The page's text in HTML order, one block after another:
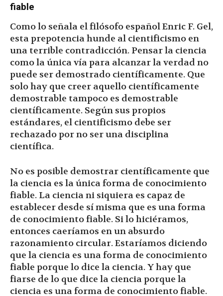
fiable
Como lo señala el filósofo español Enric F. Gel,
esta prepotencia hunde al cientificismo en
una terrible contradicción. Pensar la ciencia
como la única vía para alcanzar la verdad no
puede ser demostrado científicamente. Que
solo hay que creer aquello científicamente
demostrable tampoco es demostrable
científicamente. Según sus propios
estándares, el cientificismo debe ser
rechazado por no ser una disciplina
científica.
No es posible demostrar científicamente que
la ciencia es la única forma de conocimiento
fiable. La ciencia ni siquiera es capaz de
establecer desde sí misma que es una forma
de conocimiento fiable. Si lo hiciéramos,
entonces caeríamos en un absurdo
razonamiento circular. Estaríamos diciendo
que la ciencia es una forma de conocimiento
fiable porque lo dice la ciencia. Y hay que
fiarse de lo que dice la ciencia porque la
ciencia es una forma de conocimiento fiable.